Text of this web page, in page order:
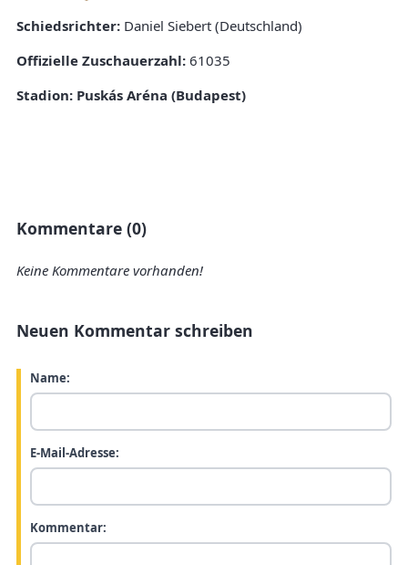
Schiedsrichter: Daniel Siebert (Deutschland)
Offizielle Zuschauerzahl: 61035
Stadion: Puskás Aréna (Budapest)
Kommentare (0)
Keine Kommentare vorhanden!
Neuen Kommentar schreiben
Name:
E-Mail-Adresse:
Kommentar: